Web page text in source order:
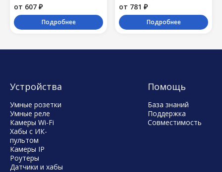
от 607 ₽
Подробнее
от 781 ₽
Подробнее
Устройства
Умные розетки
Умные реле
Камеры Wi-Fi
Хабы с ИК-
пультом
Камеры IP
Роутеры
Датчики и хабы
Помощь
База знаний
Поддержка
Совместимость